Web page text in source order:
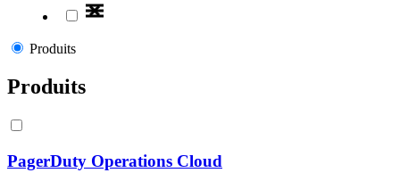
Produits
Produits
PagerDuty Operations Cloud